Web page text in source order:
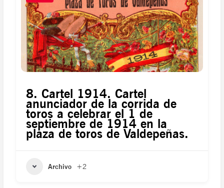
8. Cartel 1914. Cartel
anunciador de la corrida de
toros a celebrar el 1 de
septiembre de 1914 en la
plaza de toros de Valdepeñas.
Archivo +2